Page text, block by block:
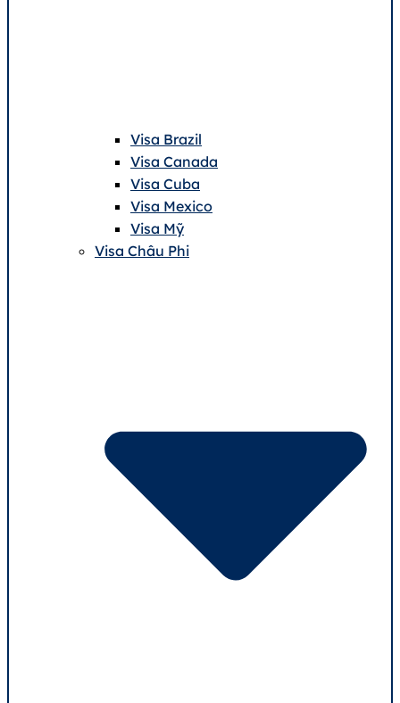
Visa Brazil
Visa Canada
Visa Cuba
Visa Mexico
Visa Mỹ
Visa Châu Phi